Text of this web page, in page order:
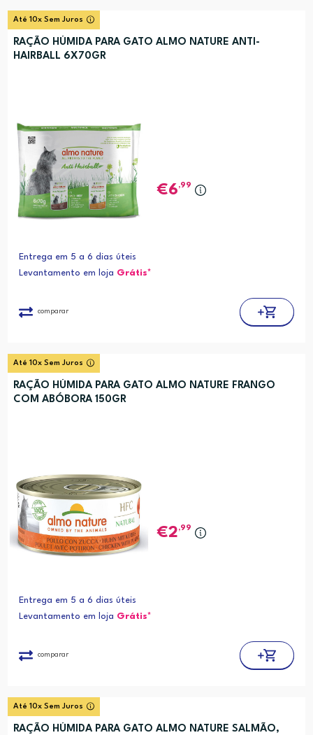
Até 10x Sem Juros
RAÇÃO HÚMIDA PARA GATO ALMO NATURE ANTI-
HAIRBALL 6X70GR
6,99
Entrega em 5 a 6 dias úteis
Levantamento em loja Grátis*
comparar
Até 10x Sem Juros
RAÇÃO HÚMIDA PARA GATO ALMO NATURE FRANGO
COM ABÓBORA 150GR
2,99
Entrega em 5 a 6 dias úteis
Levantamento em loja Grátis*
comparar
Até 10x Sem Juros
RAÇÃO HÚMIDA PARA GATO ALMO NATURE SALMÃO,